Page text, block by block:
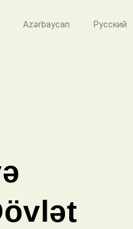
Azərbaycan Русский